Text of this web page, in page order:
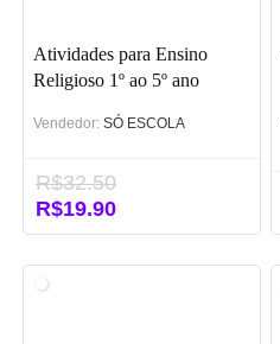
Atividades para Ensino
Religioso 1º ao 5º ano
Vendedor: SÓ ESCOLA
R$32.50
O
preço
R$19.90O
preço